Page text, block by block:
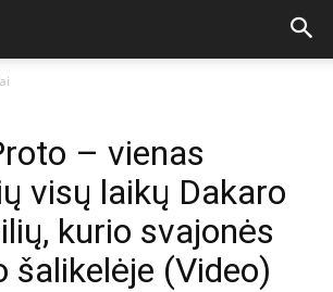
– vienas
visų laikų Dakaro
kurio svajonės
šalikelėje (Video)